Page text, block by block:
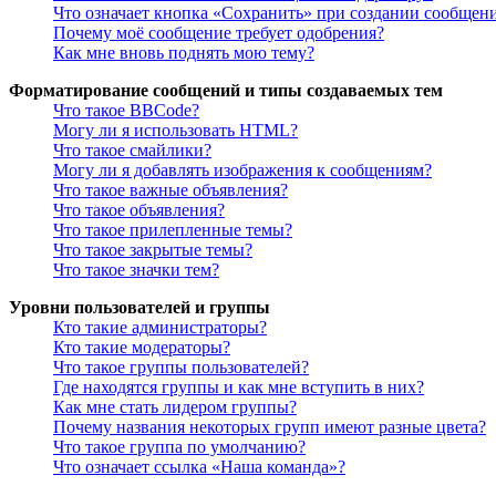
Что означает кнопка «Сохранить» при создании
Почему моё сообщение требует одобрения?
Как мне вновь поднять мою тему?
Форматирование сообщений и типы создаваемых тем
Что такое BBCode?
Могу ли я использовать HTML?
Что такое смайлики?
Могу ли я добавлять изображения к сообщениям?
Что такое важные объявления?
Что такое объявления?
Что такое прилепленные темы?
Что такое закрытые темы?
Что такое значки тем?
Уровни пользователей и группы
Кто такие администраторы?
Кто такие модераторы?
Что такое группы пользователей?
Где находятся группы и как мне вступить в них?
Как мне стать лидером группы?
Почему названия некоторых групп имеют разные цвета?
Что такое группа по умолчанию?
Что означает ссылка «Наша команда»?